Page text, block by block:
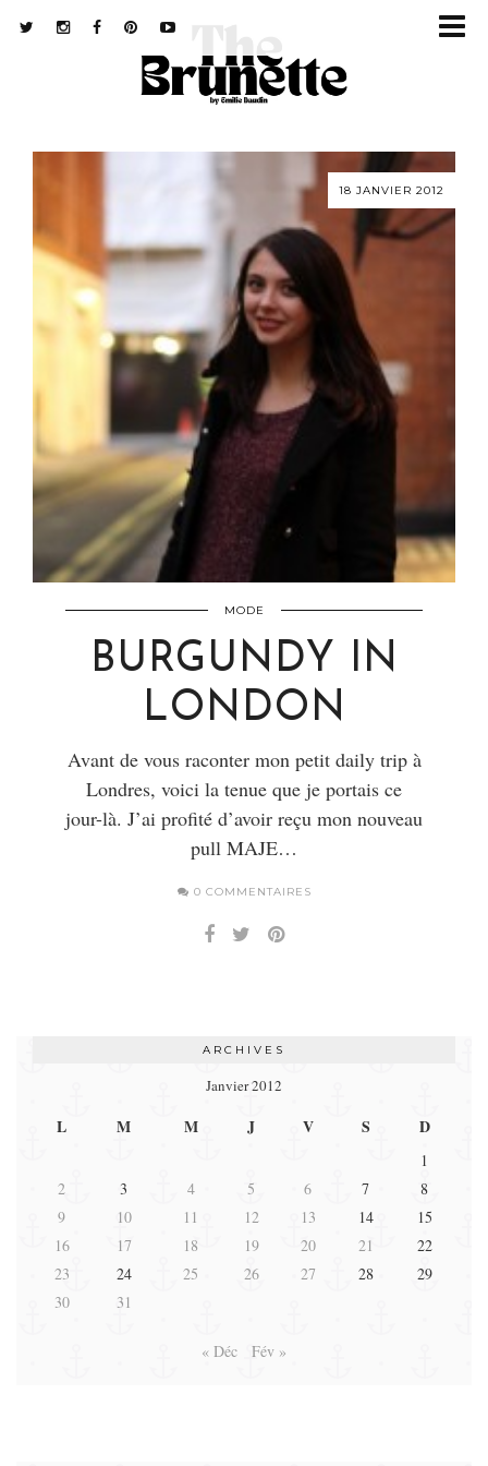
18 JANVIER 2012
MODE
BURGUNDY IN
LONDON
Avant de vous raconter mon petit daily trip à
Londres, voici la tenue que je portais ce
jour-là. J’ai profité d’avoir reçu mon nouveau
pull MAJE…
0 COMMENTAIRES
ARCHIVES
Janvier 2012
L M M J V S D
1
2
3 4 5 6 7
8
9
10 11 12 13 14
15
16
17 18 19 20 21
22
23
24 25 26 27 28
29
30
31
« Déc Fév »